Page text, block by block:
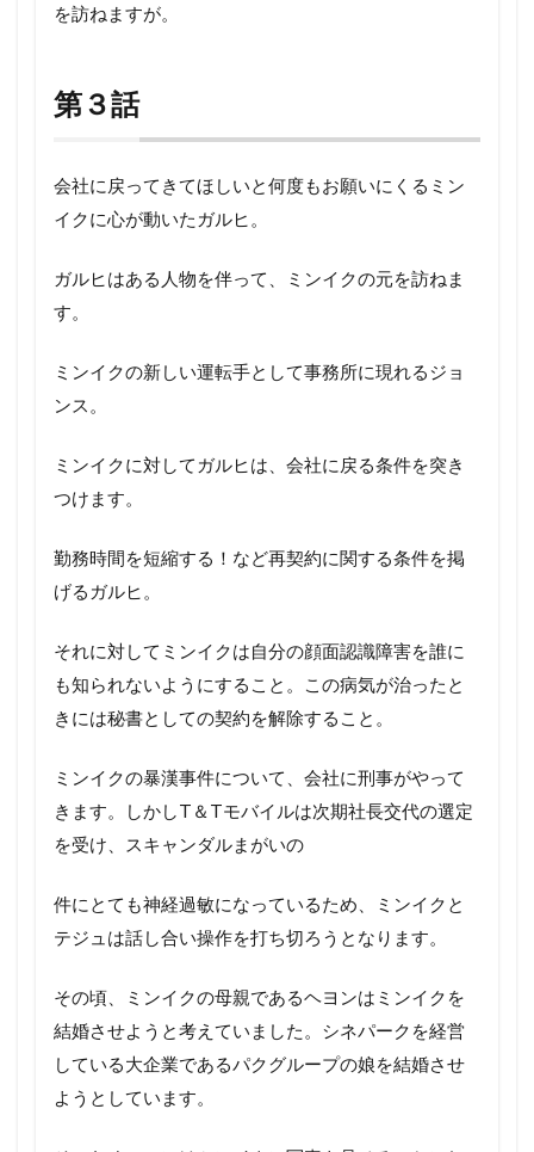
を訪ねますが。
第３話
会社に戻ってきてほしいと何度もお願いにくるミン
イクに心が動いたガルヒ。
ガルヒはある人物を伴って、ミンイクの元を訪ねま
す。
ミンイクの新しい運転手として事務所に現れるジョ
ンス。
ミンイクに対してガルヒは、会社に戻る条件を突き
つけます。
勤務時間を短縮する！など再契約に関する条件を掲
げるガルヒ。
それに対してミンイクは自分の顔面認識障害を誰に
も知られないようにすること。この病気が治ったと
きには秘書としての契約を解除すること。
ミンイクの暴漢事件について、会社に刑事がやって
きます。しかしT＆Tモバイルは次期社長交代の選定
を受け、スキャンダルまがいの
件にとても神経過敏になっているため、ミンイクと
テジュは話し合い操作を打ち切ろうとなります。
その頃、ミンイクの母親であるヘヨンはミンイクを
結婚させようと考えていました。シネパークを経営
している大企業であるパクグループの娘を結婚させ
ようとしています。